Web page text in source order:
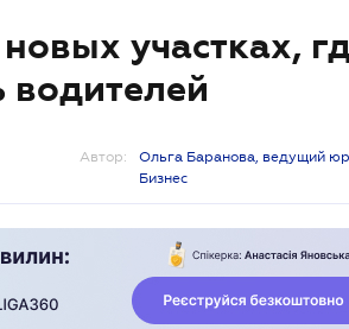
участках,
водителей
Автор:
Ольга Баранова, ведущий
Бизнес